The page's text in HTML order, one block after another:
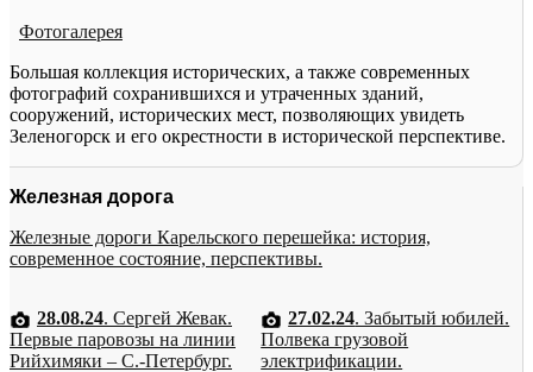
Фотогалерея
Большая коллекция исторических, а также современных
фотографий сохранившихся и утраченных зданий,
сооружений, исторических мест, позволяющих увидеть
Зеленогорск и его окрестности в исторической перспективе.
Железная дорога
Железные дороги Карельского перешейка: история,
современное состояние, перспективы.
28.08.24. Сергей Жевак.
Первые паровозы на линии
Рийхимяки – С.-Петербург.
27.02.24. Забытый юбилей.
Полвека грузовой
электрификации.